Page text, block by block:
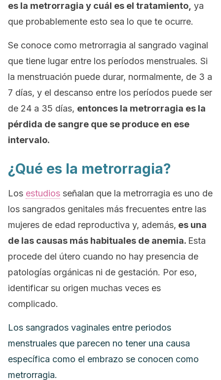
es la metrorragia y cuál es el tratamiento, ya
que probablemente esto sea lo que te ocurre.
Se conoce como metrorragia al sangrado vaginal
que tiene lugar entre los períodos menstruales. Si
la menstruación puede durar, normalmente, de 3 a
7 días, y el descanso entre los períodos puede ser
de 24 a 35 días, entonces la metrorragia es la
pérdida de sangre que se produce en ese
intervalo.
¿Qué es la metrorragia?
Los estudios señalan que la metrorragia es uno de
los sangrados genitales más frecuentes entre las
mujeres de edad reproductiva y, además, es una
de las causas más habituales de anemia. Esta
procede del útero cuando no hay presencia de
patologías orgánicas ni de gestación. Por eso,
identificar su origen muchas veces es
complicado.
Los sangrados vaginales entre periodos
menstruales que parecen no tener una causa
específica como el embrazo se conocen como
metrorragia.